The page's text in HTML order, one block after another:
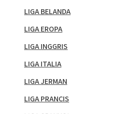
LIGA BELANDA
LIGA EROPA
LIGA INGGRIS
LIGA ITALIA
LIGA JERMAN
LIGA PRANCIS